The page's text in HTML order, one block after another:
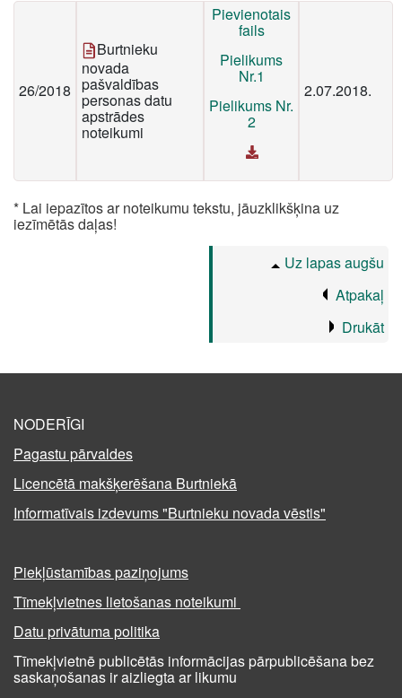
26/2018
Burtnieku
novada
pašvaldības
personas datu
apstrādes
noteikumi
Pievienotais
fails
Pielikums
Nr.1
Pielikums Nr.
2
2.07.2018.
* Lai iepazītos ar noteikumu tekstu, jāuzklikšķina uz
iezīmētās daļas!
Uz lapas augšu
Atpakaļ
Drukāt
NODERĪGI
Pagastu pārvaldes
Licencētā makšķerēšana Burtniekā
Informatīvais izdevums "Burtnieku novada vēstis"
Piekļūstamības paziņojums
Tīmekļvietnes lietošanas noteikumi
Datu privātuma politika
Tīmekļvietnē publicētās informācijas pārpublicēšana bez
saskaņošanas ir aizliegta ar likumu